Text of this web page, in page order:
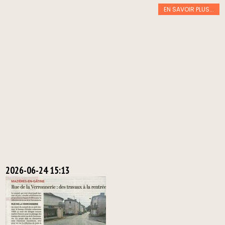
EN SAVOIR PLUS...
2026-06-24 15:13